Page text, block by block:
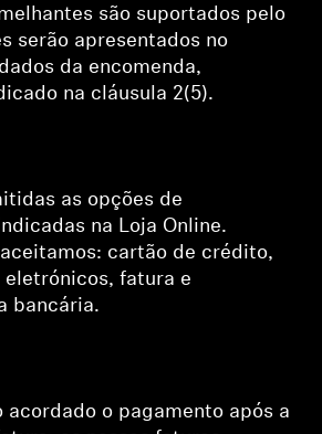
são suportados pelo
serão apresentados no
da encomenda,
na cláusula 2(5).
as opções de
na Loja Online.
cartão de crédito,
eletrónicos, fatura e
bancária.
acordado o pagamento após a